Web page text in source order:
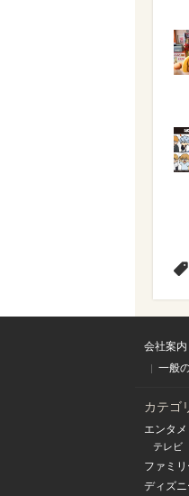
会社案内
一般
カテゴ
エンタ
テレビ
ファミリ
ディズニ